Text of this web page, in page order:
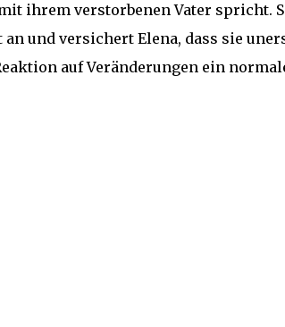
ihrem verstorbenen Vater spricht.
und versichert Elena, dass sie
auf Veränderungen ein